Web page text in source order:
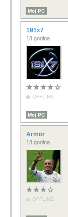
Moj PC
191x7
18 godina
OFFLINE
Moj PC
Armor
18 godina
OFFLINE